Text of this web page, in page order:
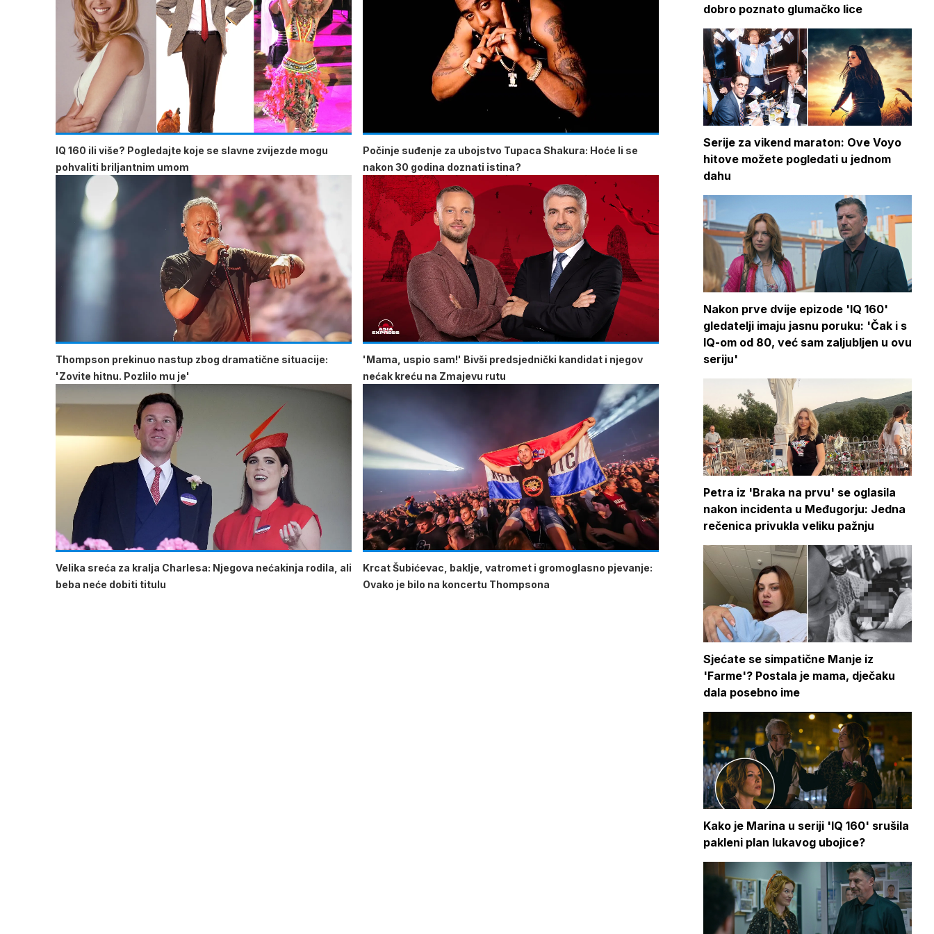
IQ 160 ili više? Pogledajte koje se slavne zvijezde mogu
pohvaliti briljantnim umom
Počinje suđenje za ubojstvo Tupaca Shakura: Hoće li se
nakon 30 godina doznati istina?
Thompson prekinuo nastup zbog dramatične situacije:
'Zovite hitnu. Pozlilo mu je'
'Mama, uspio sam!' Bivši predsjednički kandidat i njegov
nećak kreću na Zmajevu rutu
Velika sreća za kralja Charlesa: Njegova nećakinja rodila, ali
beba neće dobiti titulu
Krcat Šubićevac, baklje, vatromet i gromoglasno pjevanje:
Ovako je bilo na koncertu Thompsona
dobro poznato glumačko lice
Serije za vikend maraton: Ove Voyo
hitove možete pogledati u jednom
dahu
Nakon prve dvije epizode 'IQ 160'
gledatelji imaju jasnu poruku: 'Čak i s
IQ-om od 80, već sam zaljubljen u ovu
seriju'
Petra iz 'Braka na prvu' se oglasila
nakon incidenta u Međugorju: Jedna
rečenica privukla veliku pažnju
Sjećate se simpatične Manje iz
'Farme'? Postala je mama, dječaku
dala posebno ime
Kako je Marina u seriji 'IQ 160' srušila
pakleni plan lukavog ubojice?